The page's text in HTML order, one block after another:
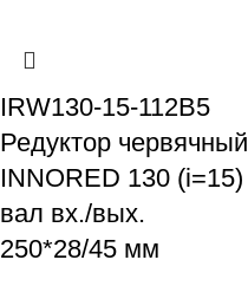
IRW130-15-112B5
Редуктор червячный
INNORED 130 (i=15)
вал вх./вых.
250*28/45 мм